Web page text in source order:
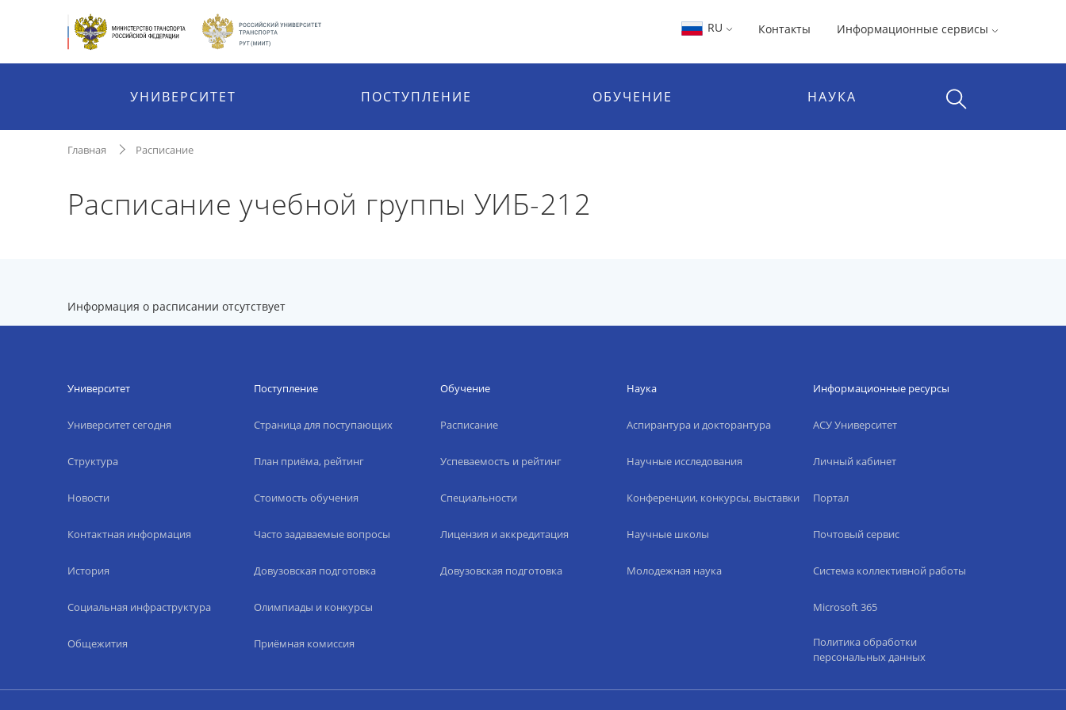
RU Контакты Информационные сервисы
УНИВЕРСИТЕТ ПОСТУПЛЕНИЕ ОБУЧЕНИЕ НАУКА
Главная Расписание
Расписание учебной группы УИБ-212
Информация о расписании отсутствует
Университет
Университет сегодня
Структура
Новости
Контактная информация
История
Социальная инфраструктура
Общежития
Поступление
Страница для поступающих
План приёма, рейтинг
Стоимость обучения
Часто задаваемые вопросы
Довузовская подготовка
Олимпиады и конкурсы
Приёмная комиссия
Обучение
Расписание
Успеваемость и рейтинг
Специальности
Лицензия и аккредитация
Довузовская подготовка
Наука
Аспирантура и докторантура
Научные исследования
Конференции, конкурсы, выставки
Научные школы
Молодежная наука
Информационные ресурсы
АСУ Университет
Личный кабинет
Портал
Почтовый сервис
Система коллективной работы
Microsoft 365
Политика обработки
персональных данных